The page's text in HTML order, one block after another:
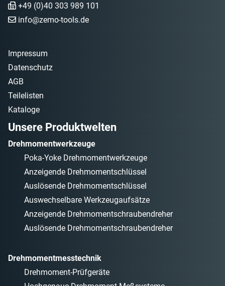
Unsere Produktwelten
+49 (0)40 303 989 101
info@zemo-tools.de
Impressum
Datenschutz
AGB
Teilelisten
Kataloge
Drehmomentwerkzeuge
Poka-Yoke Drehmomentwerkzeuge
Anzeigende Drehmomentschlüssel
Auslösende Drehmomentschlüssel
Auswechselbare Werkzeugaufsätze
Anzeigende Drehmomentschraubendreher
Auslösende Drehmomentschraubendreher
Drehmomentmesstechnik
Drehmoment-Prüfgeräte